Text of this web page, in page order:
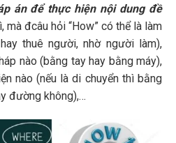
án để thực hiện nội dung đề
mà đcâu hỏi “How” có thể là làm
thuê người, nhờ người làm),
nào (bằng tay hay bằng máy),
nào (nếu là di chuyển thì bằng
đường không),…